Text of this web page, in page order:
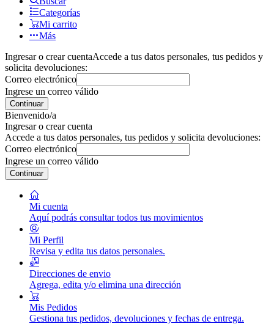
Categorías
Mi carrito
Más
Ingresar o crear cuentaAccede a tus datos personales, tus pedidos y
solicita devoluciones:
Correo electrónico
Ingrese un correo válido
Continuar
Bienvenido/a
Ingresar o crear cuenta
Accede a tus datos personales, tus pedidos y solicita devoluciones:
Correo electrónico
Ingrese un correo válido
Continuar
Mi cuenta
Aquí podrás consultar todos tus movimientos
Mi Perfil
Revisa y edita tus datos personales.
Direcciones de envio
Agrega, edita y/o elimina una dirección
Mis Pedidos
Gestiona tus pedidos, devoluciones y fechas de entrega.